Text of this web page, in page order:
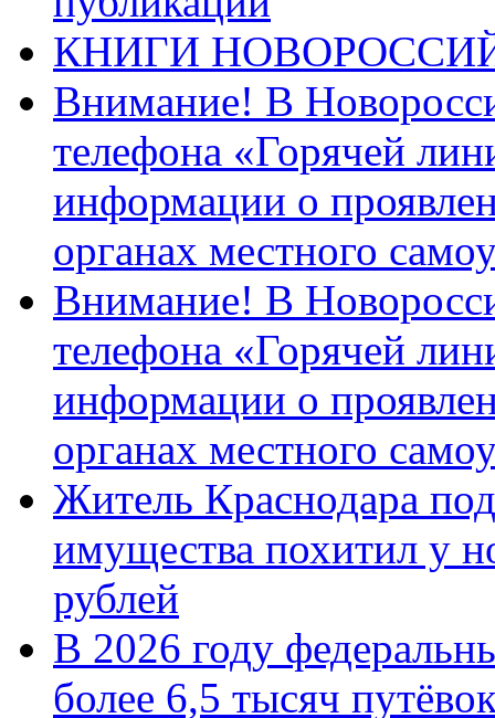
КНИГИ
Внимание! В
телефона «Горячей
информации о
органах местного
Внимание! В
телефона «Горячей
информации о
органах местного
Житель Краснодара
имущества похитил у
рублей
В 2026 году
более 6,5 тысяч